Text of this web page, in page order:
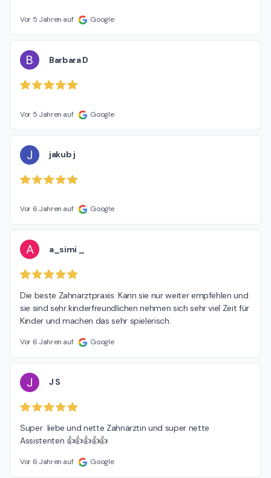
Vor 5 Jahren auf Google
B Barbara D
Vor 5 Jahren auf Google
J jakub j
Vor 6 Jahren auf Google
A a_simi _
Die beste Zahnarztpraxis. Kann sie nur weiter empfehlen und
sie sind sehr kinderfreundlichen nehmen sich sehr viel Zeit für
Kinder und machen das sehr spielerisch.
Vor 6 Jahren auf Google
J J S
Super  liebe und nette Zahnärztin und super nette
Assistenten 👍👍👍👍👍
Vor 6 Jahren auf Google